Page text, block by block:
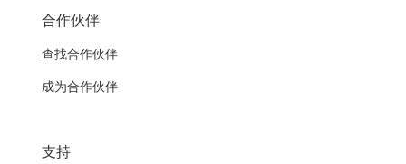
合作伙伴
查找合作伙伴
成为合作伙伴
支持